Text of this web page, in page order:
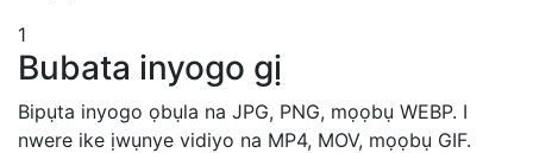
1
Bubata inyogo gị
Bipụta inyogo ọbụla na JPG, PNG, mọọbụ WEBP. I
nwere ike ịwụnye vidiyo na MP4, MOV, mọọbụ GIF.